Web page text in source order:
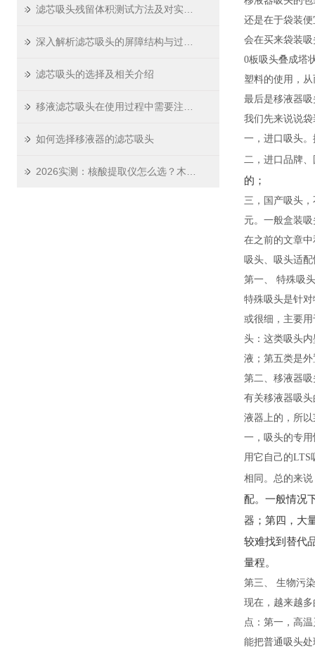
滤芯吸头的选择及相关介绍
如何选择移液器的滤芯吸头
还是在于袋装
会在买来袋装
0板吸头叠成塔
塑料的使用，
最后是移液器
我们先来说说袋
一，进口吸头。
二，进口品牌
的；
三，国产吸头
元。一般盒装
在之前的文章
吸头、吸头适
第一、 特殊吸
特殊吸头是针
或很细，主要
头：这类吸头
液；第五类是
第二、移液器
有关移液器吸
液器上的，所
一，吸头的专
用它自己的LTS
相同。总的来
配。一般情况
器；第四，大
较难找到替代
量程。
第三、 生物污
现在，越来越
点：第一，高
能把普通吸头